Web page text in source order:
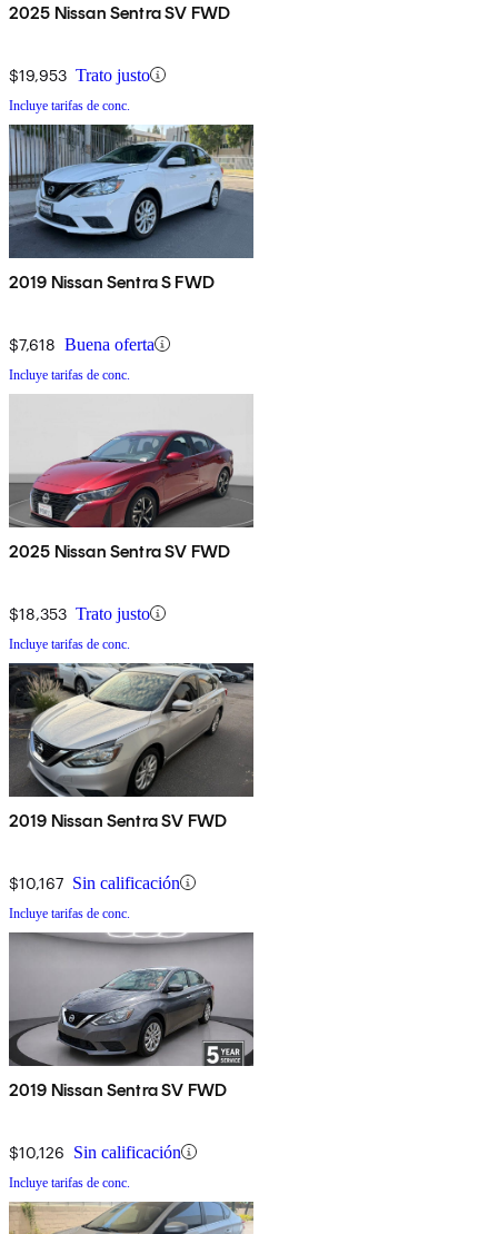
2025 Nissan Sentra SV FWD
$19,953 Trato justo
Incluye tarifas de conc.
2019 Nissan Sentra S FWD
$7,618 Buena oferta
Incluye tarifas de conc.
2025 Nissan Sentra SV FWD
$18,353 Trato justo
Incluye tarifas de conc.
2019 Nissan Sentra SV FWD
$10,167 Sin calificación
Incluye tarifas de conc.
2019 Nissan Sentra SV FWD
$10,126 Sin calificación
Incluye tarifas de conc.